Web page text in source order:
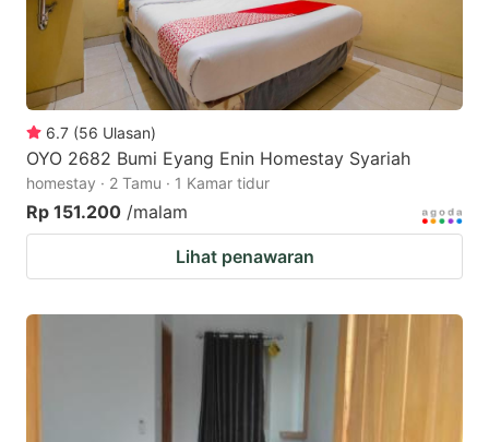
6.7 (56 Ulasan)
OYO 2682 Bumi Eyang Enin Homestay Syariah
homestay · 2 Tamu · 1 Kamar tidur
Rp 151.200 /malam
Lihat penawaran